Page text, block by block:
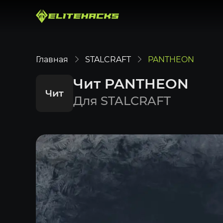
Главная STALCRAFT PANTHEON
Чит
Чит PANTHEON
Для STALCRAFT